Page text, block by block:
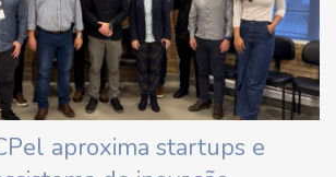
aproxima startups e